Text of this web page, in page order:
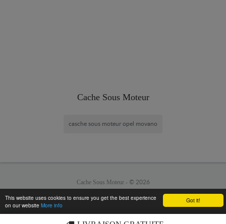
Got it!
This website uses cookies to ensure you get the best experience
on our website More info
Cache Sous Moteur
casche sous moteur opel movano
Cache Sous Moteur - © 2026